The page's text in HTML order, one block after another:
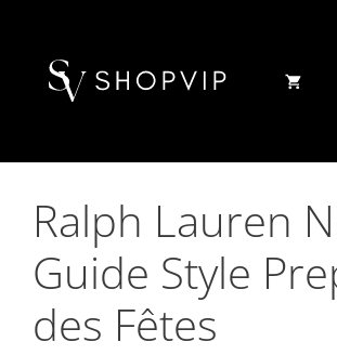
contenu
Ralph Lauren
Guide Style
des Fêtes